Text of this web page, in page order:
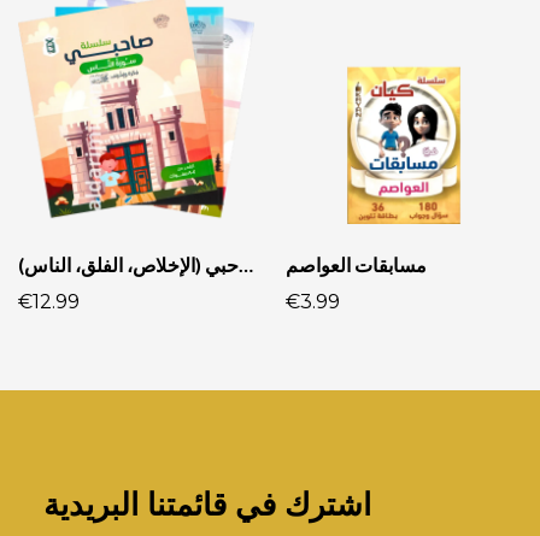
€12.99
مسابقات العواصم
€3.99
اشترك في قائمتنا البريدية